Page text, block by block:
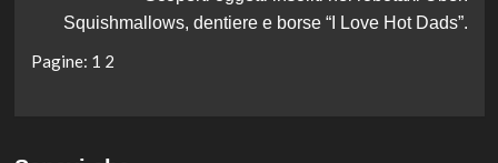
Squishmallows, dentiere e borse “I Love Hot Dads”.
Pagine: 1 2